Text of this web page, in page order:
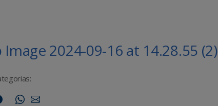
2024-09-16 at 14.28.55 (2)